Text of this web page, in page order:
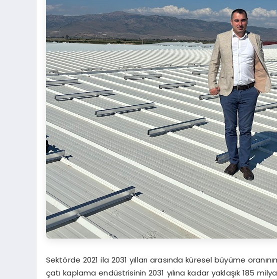
Sektörde 2021 ila 2031 yılları arasında küresel büyüme
çatı kaplama endüstrisinin 2031 yılına kadar yaklaşık 185